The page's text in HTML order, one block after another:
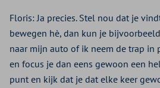
Floris: Ja precies. Stel nou dat je
bewegen hè, dan kun je
naar mijn auto of ik neem de trap in
en focus je dan eens gewoon een
punt en kijk dat je dat elke keer